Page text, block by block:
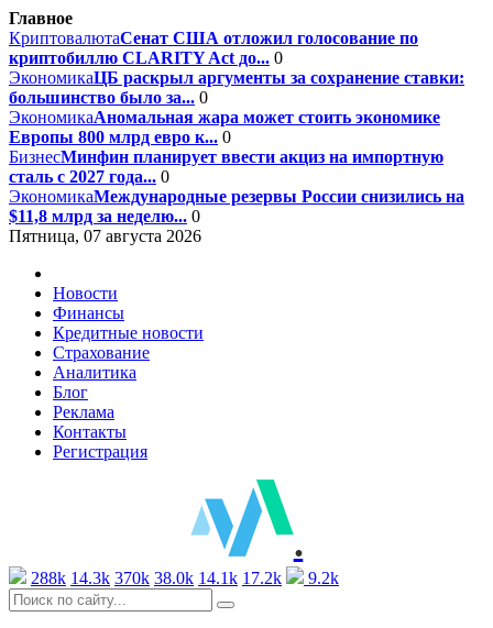
Главное
КриптовалютаСенат США отложил голосование по
криптобиллю CLARITY Act до... 0
ЭкономикаЦБ раскрыл аргументы за сохранение ставки:
большинство было за... 0
ЭкономикаАномальная жара может стоить экономике
Европы 800 млрд евро к... 0
БизнесМинфин планирует ввести акциз на импортную
сталь с 2027 года... 0
ЭкономикаМеждународные резервы России снизились на
$11,8 млрд за неделю... 0
Пятница, 07 августа 2026
Новости
Финансы
Кредитные новости
Страхование
Аналитика
Блог
Реклама
Контакты
Регистрация
.
288k 14.3k 370k 38.0k 14.1k 17.2k 9.2k